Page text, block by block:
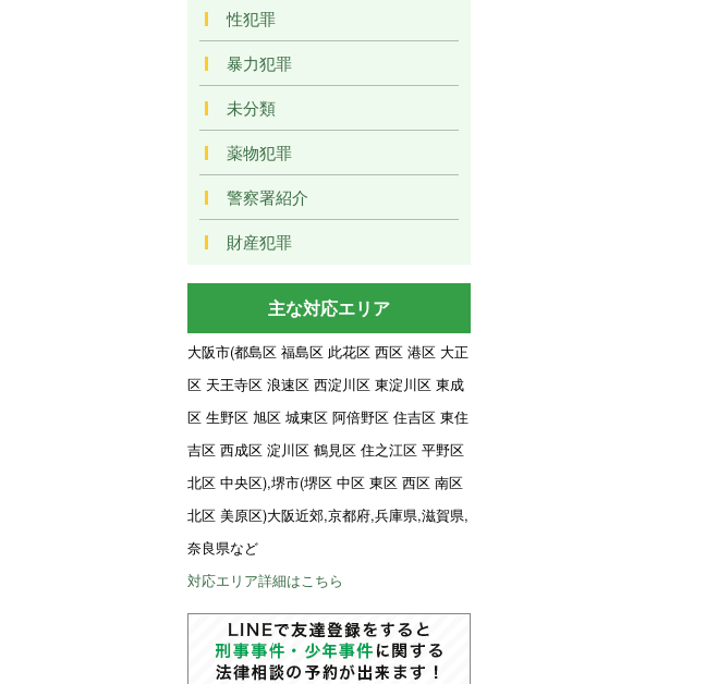
性犯罪
暴力犯罪
未分類
薬物犯罪
警察署紹介
財産犯罪
主な対応エリア
大阪市(都島区 福島区 此花区 西区 港区 大正
区 天王寺区 浪速区 西淀川区 東淀川区 東成
区 生野区 旭区 城東区 阿倍野区 住吉区 東住
吉区 西成区 淀川区 鶴見区 住之江区 平野区
北区 中央区),堺市(堺区 中区 東区 西区 南区
北区 美原区)大阪近郊,京都府,兵庫県,滋賀県,
奈良県など
対応エリア詳細はこちら